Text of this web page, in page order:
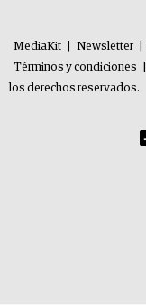
MediaKit Newsletter
Términos y condiciones
los derechos reservados.